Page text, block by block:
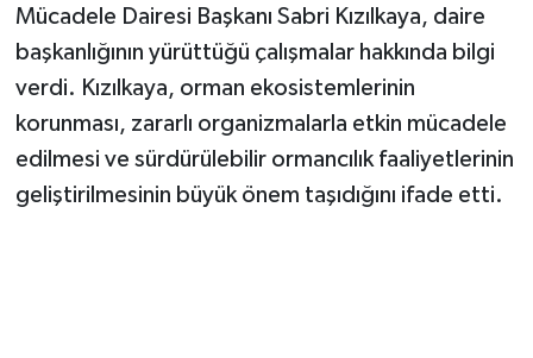
Mücadele Dairesi Başkanı Sabri Kızılkaya, daire
başkanlığının yürüttüğü çalışmalar hakkında bilgi
verdi. Kızılkaya, orman ekosistemlerinin
korunması, zararlı organizmalarla etkin mücadele
edilmesi ve sürdürülebilir ormancılık faaliyetlerinin
geliştirilmesinin büyük önem taşıdığını ifade etti.